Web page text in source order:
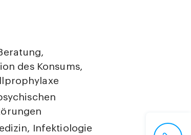
des Konsums,
Infektiologie